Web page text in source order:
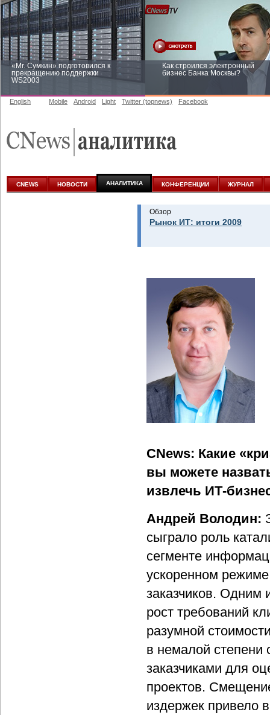
«Mr. Сумкин» подготовился к
прекращению поддержки
WS2003
Как строился электронный
бизнес Банка Москвы?
аналитике
English Mobile Android Light Twitter (topnews) Facebook
CNEWS НОВОСТИ АНАЛИТИКА КОНФЕРЕНЦИИ ЖУРНАЛ
Обзор
Рынок ИТ: итоги 2009
CNews: Какие
вы можете
извлечь ИТ-
Андрей Володин:
сыграло роль
сегменте
ускоренном
заказчиков. Одним
рост требований
разумной
в немалой степени
заказчиками для
проектов.
издержек привело